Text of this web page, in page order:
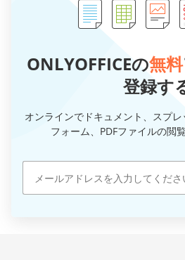
ONLYOFFICEの無料
登録す
オンラインでドキュメント、スプレ
フォーム、PDFファイルの閲